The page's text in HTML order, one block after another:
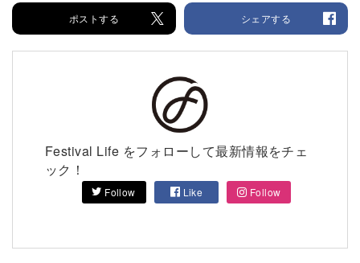
ポストする シェアする
Festival Life をフォローして最新情報をチェ
ック！
Follow Like Follow